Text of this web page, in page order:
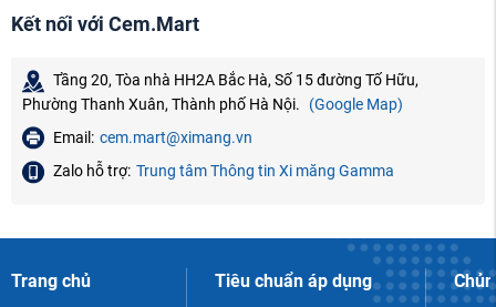
Kết nối với Cem.Mart
Tầng 20, Tòa nhà HH2A Bắc Hà, Số 15 đường Tố Hữu,
Phường Thanh Xuân, Thành phố Hà Nội.
(Google Map)
Email: cem.mart@ximang.vn
Zalo hỗ trợ: Trung tâm Thông tin Xi măng Gamma
Trang chủ Tiêu chuẩn áp dụng